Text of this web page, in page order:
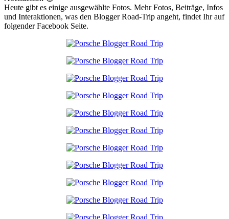
Heute gibt es einige ausgewählte Fotos. Mehr Fotos, Beiträge, Infos
und Interaktionen, was den Blogger Road-Trip angeht, findet Ihr auf
folgender Facebook Seite.